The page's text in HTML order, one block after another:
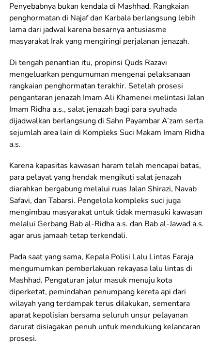
Penyebabnya bukan kendala di Mashhad. Rangkaian
penghormatan di Najaf dan Karbala berlangsung lebih
lama dari jadwal karena besarnya antusiasme
masyarakat Irak yang mengiringi perjalanan jenazah.
Di tengah penantian itu, propinsi Quds Razavi
mengeluarkan pengumuman mengenai pelaksanaan
rangkaian penghormatan terakhir. Setelah prosesi
pengantaran jenazah Imam Ali Khamenei melintasi Jalan
Imam Ridha a.s., salat jenazah bagi para syuhada
dijadwalkan berlangsung di Sahn Payambar A’zam serta
sejumlah area lain di Kompleks Suci Makam Imam Ridha
a.s.
Karena kapasitas kawasan haram telah mencapai batas,
para pelayat yang hendak mengikuti salat jenazah
diarahkan bergabung melalui ruas Jalan Shirazi, Navab
Safavi, dan Tabarsi. Pengelola kompleks suci juga
mengimbau masyarakat untuk tidak memasuki kawasan
melalui Gerbang Bab al-Ridha a.s. dan Bab al-Jawad a.s.
agar arus jamaah tetap terkendali.
Pada saat yang sama, Kepala Polisi Lalu Lintas Faraja
mengumumkan pemberlakuan rekayasa lalu lintas di
Mashhad. Pengaturan jalur masuk menuju kota
diperketat, pemindahan penumpang kereta api dari
wilayah yang terdampak terus dilakukan, sementara
aparat kepolisian bersama seluruh unsur pelayanan
darurat disiagakan penuh untuk mendukung kelancaran
prosesi.